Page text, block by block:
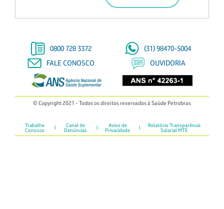
0800 728 3372
(31) 98470-5004
FALE CONOSCO
OUVIDORIA
© Copyright 2021 - Todos os direitos reservados à Saúde Petrobras
Trabalhe
Conosco
Canal de
Denúncias
Aviso de
Privacidade
Relatório Transparência
Salarial MTE